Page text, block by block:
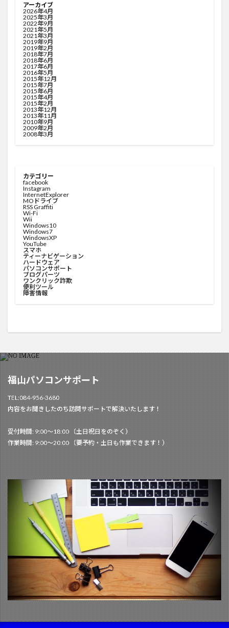
アーカイブ
2026年4月
2025年3月
2022年9月
2021年5月
2021年3月
2019年9月
2019年2月
2018年7月
2018年6月
2017年6月
2016年5月
2015年12月
2015年7月
2015年6月
2015年4月
2015年2月
2013年12月
2013年11月
2010年9月
2009年2月
2008年3月
カテゴリー
facebook
Instagram
InternetExplorer
MOドライブ
RSS Graffiti
Wi-Fi
Wii
Windows10
Windows7
WindowsXP
YouTube
スマホ
ティーナビゲーション
ハードウェア
パソコンサポート
ブログパーツ
ワンクリック詐欺
便利ツール
障害情報
福山パソコンサポート
TEL:084-956-3680
内容をお聞きしたのち訪問サポートで解決いたします！
受付時間: 9:00～18:00 （土日祝日をのぞく）
作業時間: 9:00～20:00 （要予約・土日も作業できます！）